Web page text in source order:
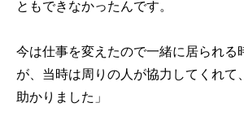
ともできなかったんです。
今は仕事を変えたので一緒に居られる
が、当時は周りの人が協力してくれて
助かりました」